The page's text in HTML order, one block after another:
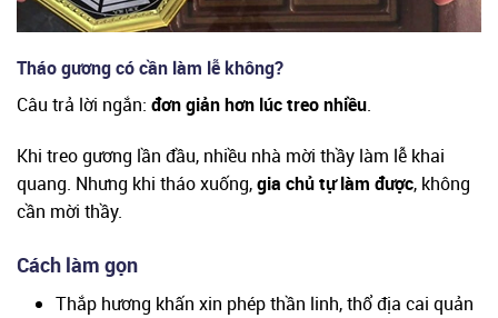
Tháo gương có cần làm lễ không?
Câu trả lời ngắn: đơn giản hơn lúc treo nhiều.
Khi treo gương lần đầu, nhiều nhà mời thầy làm lễ khai
quang. Nhưng khi tháo xuống,gia chủ tự làm được, không
cần mời thầy.
Cách làm gọn
Thắp hương khấn xin phép thần linh, thổ địa cai quản